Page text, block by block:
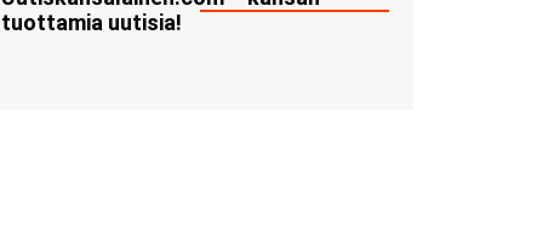
tuottamia uutisia!